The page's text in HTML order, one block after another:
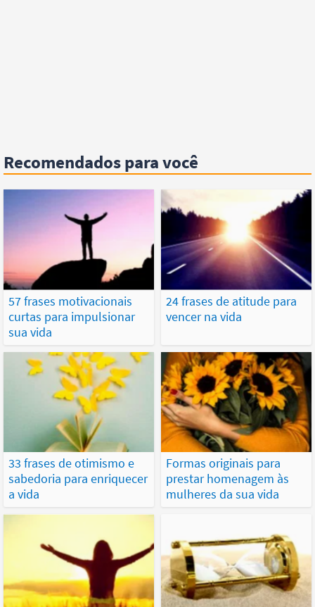
Recomendados para você
57 frases motivacionais
curtas para impulsionar
sua vida
24 frases de atitude para
vencer na vida
33 frases de otimismo e
sabedoria para enriquecer
a vida
Formas originais para
prestar homenagem às
mulheres da sua vida